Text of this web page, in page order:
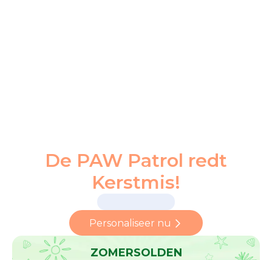
De PAW Patrol redt
Kerstmis!
Personaliseer nu
ZOMERSOLDEN